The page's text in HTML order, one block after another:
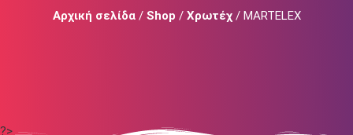
Αρχική σελίδα/ Shop / Χρωτέχ/ MARTELEX
?>